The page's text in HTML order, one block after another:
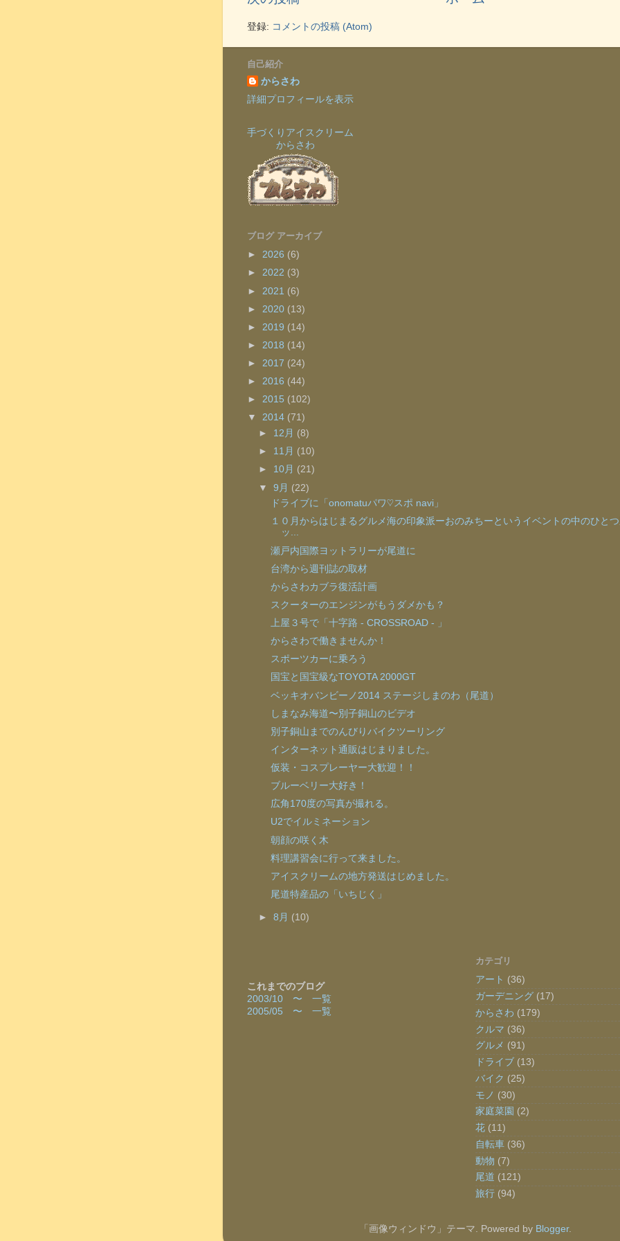
登録: コメントの投稿 (Atom)
自己紹介
からさわ
詳細プロフィールを表示
手づくりアイスクリーム
からさわ
ブログ アーカイブ
► 2026 (6)
► 2022 (3)
► 2021 (6)
► 2020 (13)
► 2019 (14)
► 2018 (14)
► 2017 (24)
► 2016 (44)
► 2015 (102)
▼ 2014 (71)
► 12月 (8)
► 11月 (10)
► 10月 (21)
▼9月 (22)
ドライブに「onomatuパワ♡スポ navi」
１０月からはじまるグルメ海の印象派ーおのみちーというイベントの中のひと
ッ...
瀬戸内国際ヨットラリーが尾道に
台湾から週刊誌の取材
からさわカブラ復活計画
スクーターのエンジンがもうダメかも？
上屋３号で「十字路 - CROSSROAD - 」
からさわで働きませんか！
スポーツカーに乗ろう
国宝と国宝級なTOYOTA 2000GT
ベッキオバンビーノ2014 ステージしまのわ（尾道）
しまなみ海道〜別子銅山のビデオ
別子銅山までのんびりバイクツーリング
インターネット通販はじまりました。
仮装・コスプレーヤー大歓迎！！
ブルーベリー大好き！
広角170度の写真が撮れる。
U2でイルミネーション
朝顔の咲く木
料理講習会に行って来ました。
アイスクリームの地方発送はじめました。
尾道特産品の「いちじく」
►8月 (10)
これまでのブログ
2003/10 〜 一覧
2005/05 〜 一覧
カテゴリ
アート (36)
ガーデニング (17)
からさわ (179)
クルマ (36)
グルメ (91)
ドライブ (13)
バイク (25)
モノ (30)
家庭菜園 (2)
花 (11)
自転車 (36)
動物 (7)
尾道 (121)
旅行 (94)
「画像ウィンドウ」テーマ. Powered by Blogger.